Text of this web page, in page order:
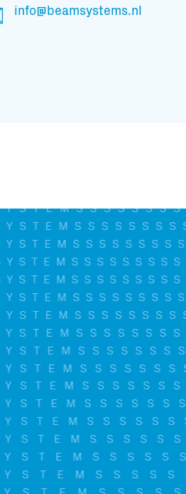
info@beamsystems.nl